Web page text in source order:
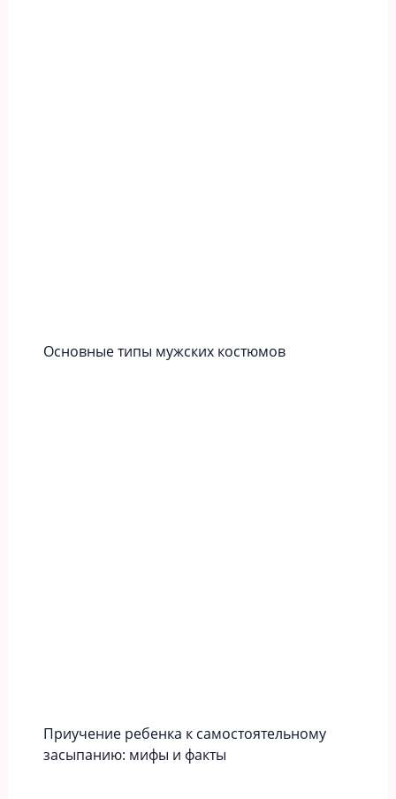
Основные типы мужских костюмов
Приучение ребенка к самостоятельному
засыпанию: мифы и факты